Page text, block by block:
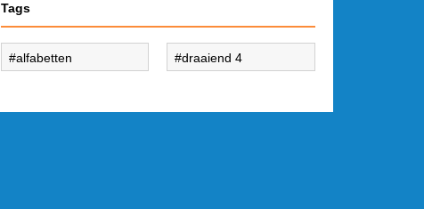
Tags
alfabetten draaiend 4